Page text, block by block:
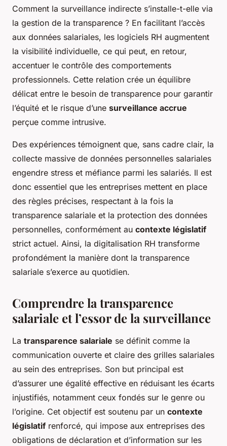
Comment la surveillance indirecte s’installe-t-elle via
la gestion de la transparence ? En facilitant l’accès
aux données salariales, les logiciels RH augmentent
la visibilité individuelle, ce qui peut, en retour,
accentuer le contrôle des comportements
professionnels. Cette relation crée un équilibre
délicat entre le besoin de transparence pour garantir
l’équité et le risque d’une surveillance accrue
perçue comme intrusive.
Des expériences témoignent que, sans cadre clair, la
collecte massive de données personnelles salariales
engendre stress et méfiance parmi les salariés. Il est
donc essentiel que les entreprises mettent en place
des règles précises, respectant à la fois la
transparence salariale et la protection des données
personnelles, conformément au contexte législatif
strict actuel. Ainsi, la digitalisation RH transforme
profondément la manière dont la transparence
salariale s’exerce au quotidien.
Comprendre la transparence
salariale et l’essor de la surveillance
La transparence salariale se définit comme la
communication ouverte et claire des grilles salariales
au sein des entreprises. Son but principal est
d’assurer une égalité effective en réduisant les écarts
injustifiés, notamment ceux fondés sur le genre ou
l’origine. Cet objectif est soutenu par un contexte
législatifrenforcé, qui impose aux entreprises des
obligations de déclaration et d’information sur les